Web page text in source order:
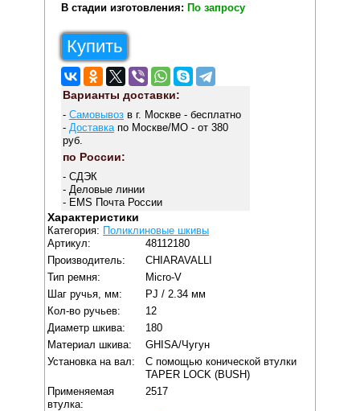
В стадии изготовления: По запросу
Купить
Варианты доставки:
- Самовывозв г. Москве - бесплатно
- Доставкапо Москве/МО - от 380
руб.
по России:
- СДЭК
- Деловые линии
- EMS Почта России
Характеристики
Категория: Поликлиновые шкивы
Артикул:
48112180
Производитель:
CHIARAVALLI
Тип ремня:
Micro-V
Шаг ручья, мм:
PJ / 2.34 мм
Кол-во ручьев:
12
Диаметр шкива:
180
Материал шкива:
GHISA/Чугун
Установка на вал:
С помощью конической втулки
TAPER LOCK (BUSH)
Применяемая
втулка:
2517